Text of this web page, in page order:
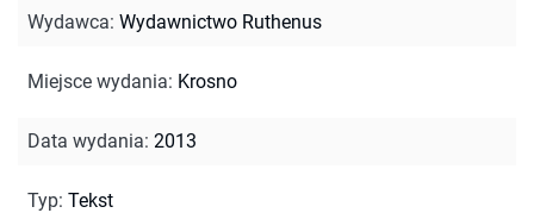
Wydawca: Wydawnictwo Ruthenus
Miejsce wydania: Krosno
Data wydania: 2013
Typ: Tekst